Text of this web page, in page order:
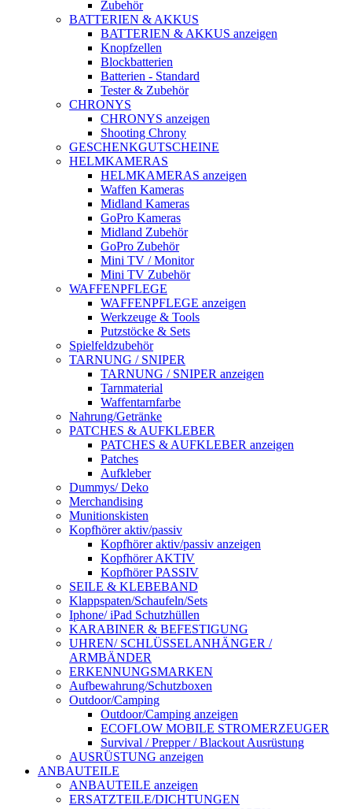
Zubehör
BATTERIEN & AKKUS
BATTERIEN & AKKUS anzeigen
Knopfzellen
Blockbatterien
Batterien - Standard
Tester & Zubehör
CHRONYS
CHRONYS anzeigen
Shooting Chrony
GESCHENKGUTSCHEINE
HELMKAMERAS
HELMKAMERAS anzeigen
Waffen Kameras
Midland Kameras
GoPro Kameras
Midland Zubehör
GoPro Zubehör
Mini TV / Monitor
Mini TV Zubehör
WAFFENPFLEGE
WAFFENPFLEGE anzeigen
Werkzeuge & Tools
Putzstöcke & Sets
Spielfeldzubehör
TARNUNG / SNIPER
TARNUNG / SNIPER anzeigen
Tarnmaterial
Waffentarnfarbe
Nahrung/Getränke
PATCHES & AUFKLEBER
PATCHES & AUFKLEBER anzeigen
Patches
Aufkleber
Dummys/ Deko
Merchandising
Munitionskisten
Kopfhörer aktiv/passiv
Kopfhörer aktiv/passiv anzeigen
Kopfhörer AKTIV
Kopfhörer PASSIV
SEILE & KLEBEBAND
Klappspaten/Schaufeln/Sets
Iphone/ iPad Schutzhüllen
KARABINER & BEFESTIGUNG
UHREN/ SCHLÜSSELANHÄNGER /
ARMBÄNDER
ERKENNUNGSMARKEN
Aufbewahrung/Schutzboxen
Outdoor/Camping
Outdoor/Camping anzeigen
ECOFLOW MOBILE STROMERZEUGER
Survival / Prepper / Blackout Ausrüstung
AUSRÜSTUNG anzeigen
ANBAUTEILE
ANBAUTEILE anzeigen
ERSATZTEILE/DICHTUNGEN